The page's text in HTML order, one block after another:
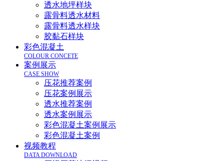
透水地坪样块
露骨料透水材料
露骨料透水样块
胶黏石样块
彩色混凝土
COLOUR CONCETE
案例展示
CASE SHOW
压花推荐案例
压花案例展示
透水推荐案例
透水案例展示
彩色混凝土案例展示
彩色混凝土案例
视频教程
DATA DOWNLOAD